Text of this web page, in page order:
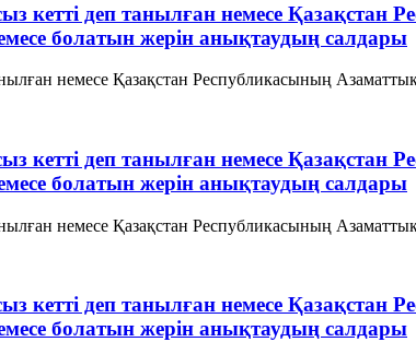
кетті деп танылған немесе Қазақстан
болатын жерін анықтаудың салдары
немесе Қазақстан Республикасының
кетті деп танылған немесе Қазақстан
болатын жерін анықтаудың салдары
немесе Қазақстан Республикасының
кетті деп танылған немесе Қазақстан
болатын жерін анықтаудың салдары